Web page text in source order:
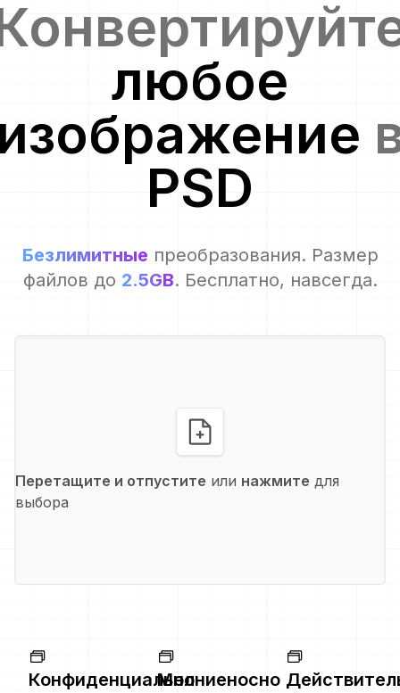
любое
PSD
Безлимитные преобразования. Размер
файлов до 2.5GB. Бесплатно, навсегда.
Перетащите и отпустите или нажмите для
выбора
КонфиденциальноМолниеносно